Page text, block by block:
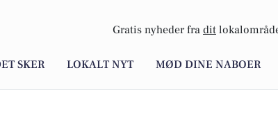
Gratis nyheder fra dit
SKER LOKALT NYT MØD DINE NABOER